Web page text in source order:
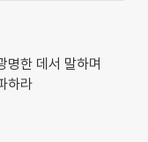
명한 데서 말하며
하라